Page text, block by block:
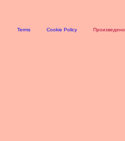
Terms Cookie Policy